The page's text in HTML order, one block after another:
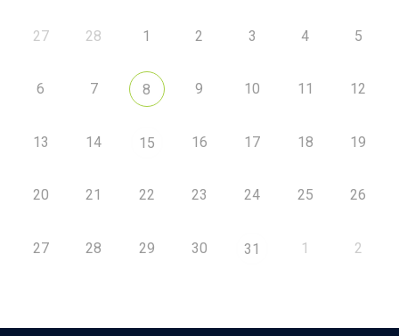
27 28 1 2 3 4 5
6 7 8 9 10 11 12
13 14 15 16 17 18 19
20 21 22 23 24 25 26
27 28 29 30 31 1 2